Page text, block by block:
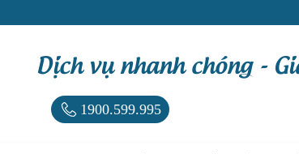
Dịch vụ nhanh chóng -
1900.599.995